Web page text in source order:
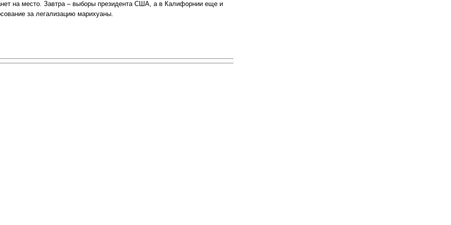
на место. Завтра – выборы президента США, а в Калифорнии еще и
за легализацию марихуаны.